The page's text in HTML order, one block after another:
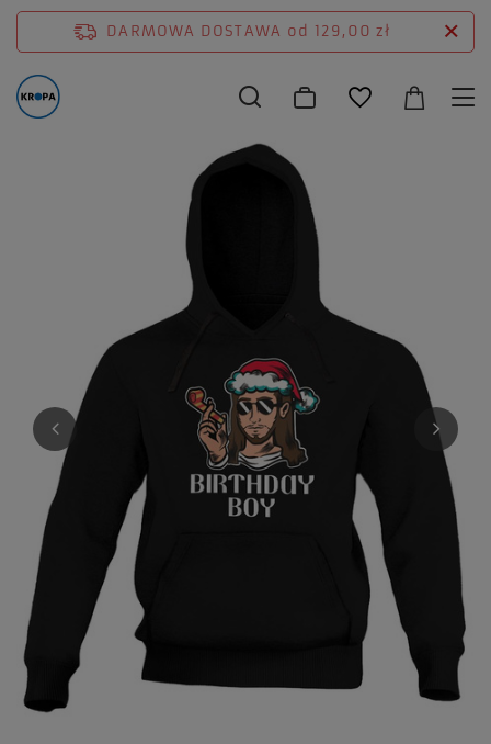
DARMOWA DOSTAWA od 129,00 zł